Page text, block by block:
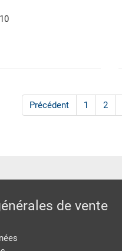
Précédent 1 2
de vente